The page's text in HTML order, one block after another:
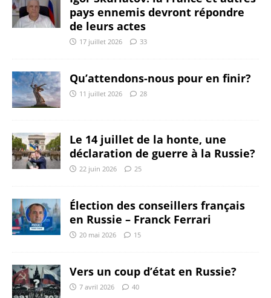
pays ennemis devront répondre
de leurs actes
17 juillet 2026 33
Qu’attendons-nous pour en finir?
11 juillet 2026 28
Le 14 juillet de la honte, une
déclaration de guerre à la Russie?
22 juin 2026 25
Élection des conseillers français
en Russie – Franck Ferrari
20 mai 2026 15
Vers un coup d’état en Russie?
7 avril 2026 40